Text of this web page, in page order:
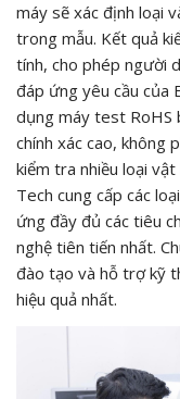
máy sẽ xác định loại
trong mẫu. Kết quả
tính, cho phép người
đáp ứng yêu cầu của
dụng máy test RoHS
chính xác cao, không
kiểm tra nhiều loại vật
Tech cung cấp các
ứng đầy đủ các tiêu
nghệ tiên tiến nhất.
đào tạo và hỗ trợ kỹ
hiệu quả nhất.